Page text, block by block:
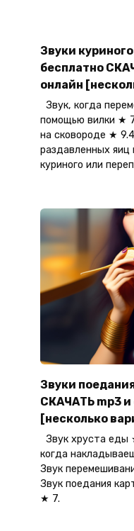
Звуки
бесплатно
онлайн
Звук, когда
помощью вилки ★
на сковороде ★
раздавленных яиц
куриного или
Звуки
СКАЧАТЬ mp3 и
[несколько
Звук хруста еды
когда
Звук
Звук поедания
★ 7.